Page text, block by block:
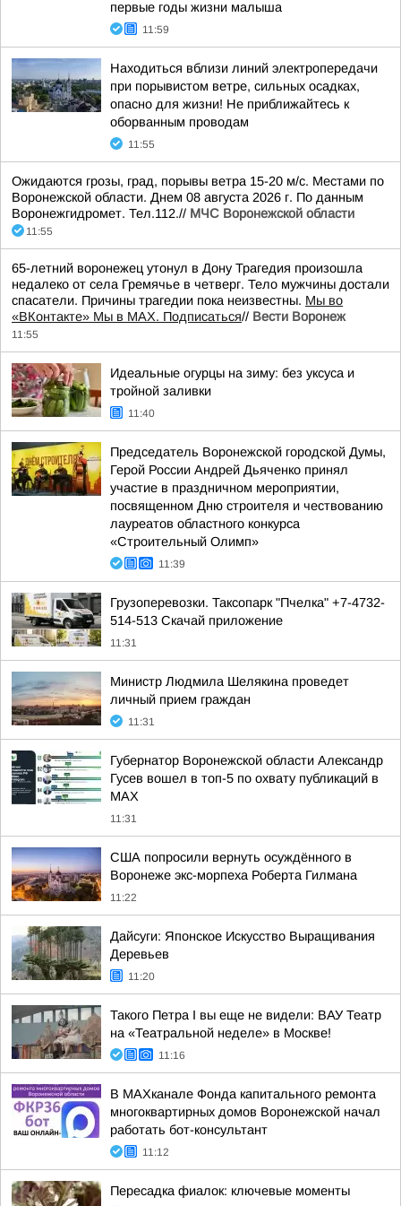
первые годы жизни малыша
11:59
Находиться вблизи линий электропередачи
при порывистом ветре, сильных осадках,
опасно для жизни! Не приближайтесь к
оборванным проводам
11:55
Ожидаются грозы, град, порывы ветра 15-20 м/с. Местами по
Воронежской области. Днем 08 августа 2026 г. По данным
Воронежгидромет. Тел.112.// МЧС Воронежской области
11:55
65-летний воронежец утонул в Дону Трагедия произошла
недалеко от села Гремячье в четверг. Тело мужчины достали
спасатели. Причины трагедии пока неизвестны. Мы во
«ВКонтакте» Мы в MAX. Подписаться// Вести Воронеж
11:55
Идеальные огурцы на зиму: без уксуса и
тройной заливки
11:40
Председатель Воронежской городской Думы,
Герой России Андрей Дьяченко принял
участие в праздничном мероприятии,
посвященном Дню строителя и чествованию
лауреатов областного конкурса
«Строительный Олимп»
11:39
Грузоперевозки. Таксопарк "Пчелка" +7-4732-
514-513 Скачай приложение
11:31
Министр Людмила Шелякина проведет
личный прием граждан
11:31
Губернатор Воронежской области Александр
Гусев вошел в топ-5 по охвату публикаций в
МАХ
11:31
США попросили вернуть осуждённого в
Воронеже экс-морпеха Роберта Гилмана
11:22
Дайсуги: Японское Искусство Выращивания
Деревьев
11:20
Такого Петра I вы еще не видели: ВАУ Театр
на «Театральной неделе» в Москве!
11:16
В МАХканале Фонда капитального ремонта
многоквартирных домов Воронежской начал
работать бот-консультант
11:12
Пересадка фиалок: ключевые моменты